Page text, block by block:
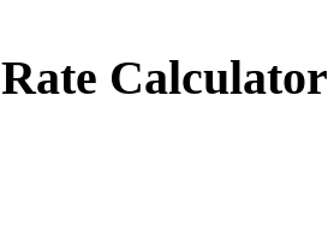
Calculator